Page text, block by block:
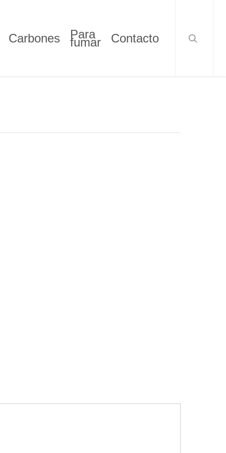
Carbones Para
fumar Contacto